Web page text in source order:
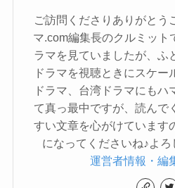
ご訪問くださりありがとう
マ.com編集長のクルミット
ラマを見ていましたが、ふ
ドラマを視聴ときにスケー
ドラマ、台湾ドラマにもハ
て真っ最中ですが、読んで
すい文章を心がけています
になってくださいね♪よろ
運営者情報・編